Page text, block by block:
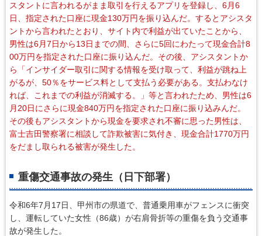
スタントに言われるがまま取引を行えるアプリを登録し、6月6
日、指定された口座に現金130万円を振り込んだ。するとアシスタ
ントから言われたとおり、サイト内で利益が出ていたことから、
男性は6月7日から13日までの間、さらに5回にわたって現金合計8
00万円を指定された口座に振り込んだ。その後、アシスタントか
ら「インサイダー取引に関する情報を受け取って、利益が跳ね上
がるが、50％をサービス料として支払う必要がある。支払わなけ
れば、これまでの利益が消滅する。」等と言われたため、男性は6
月20日にさらに現金840万円を指定された口座に振り込みんだ。
その後もアシスタントから現金を要求され不審に思った男性は、
富士吉田警察署に相談して詐欺被害に気付き、現金合計1770万円
をだまし取られる被害が発生した。
重傷交通事故の発生（日下部署）
令和6年7月17日、甲州市の県道で、普通乗用車がフェンスに衝突
し、運転していた女性（86歳）が右肩骨折等の重傷を負う交通事
故が発生した。